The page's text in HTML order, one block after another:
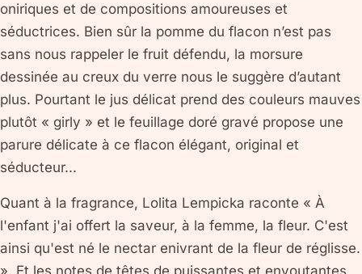
oniriques et de compositions amoureuses et
séductrices. Bien sûr la pomme du flacon n’est pas
sans nous rappeler le fruit défendu, la morsure
dessinée au creux du verre nous le suggère d’autant
plus. Pourtant le jus délicat prend des couleurs mauves
plutôt « girly » et le feuillage doré gravé propose une
parure délicate à ce flacon élégant, original et
séducteur...
Quant à la fragrance, Lolita Lempicka raconte « À
l'enfant j'ai offert la saveur, à la femme, la fleur. C'est
ainsi qu'est né le nectar enivrant de la fleur de réglisse.